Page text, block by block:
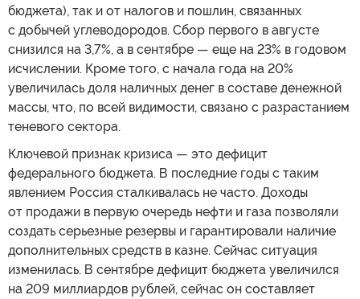
бюджета), так и от налогов и пошлин, связанных
с добычей углеводородов. Сбор первого в августе
снизился на 3,7%, а в сентябре — еще на 23% в годовом
исчислении. Кроме того, с начала года на 20%
увеличилась доля наличных денег в составе денежной
массы, что, по всей видимости, связано с разрастанием
теневого сектора.
Ключевой признак кризиса — это дефицит
федерального бюджета. В последние годы с таким
явлением Россия сталкивалась не часто. Доходы
от продажи в первую очередь нефти и газа позволяли
создать серьезные резервы и гарантировали наличие
дополнительных средств в казне. Сейчас ситуация
изменилась. В сентябре дефицит бюджета увеличился
на 209 миллиардов рублей, сейчас он составляет